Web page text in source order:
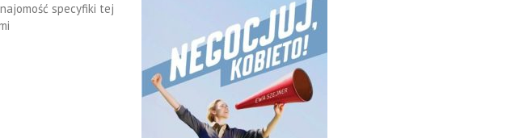
specyfiki tej